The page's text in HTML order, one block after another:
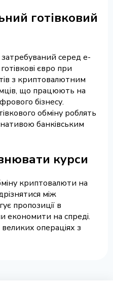
готівковий
затребуваний серед e-
євро при
з криптовалютним
що працюють на
бізнесу.
обміну роблять
банківським
курси
криптовалюти на
між
пропозиції в
економити на спреді.
операціях з